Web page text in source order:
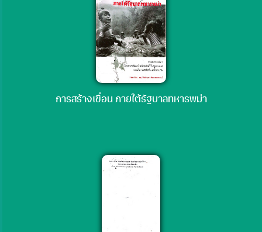
การสร้างเขื่อน ภายใต้รัฐบาลทหารพม่า